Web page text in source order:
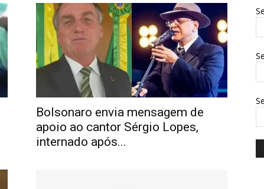
Bolsonaro envia mensagem de
apoio ao cantor Sérgio Lopes,
internado após...